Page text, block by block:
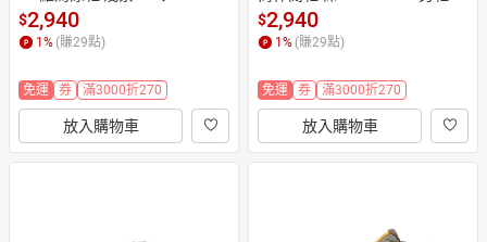
女鞋 治裝激推
$2,940
1 % (賺29點)
免運 券 滿3000折270
放入購物車
$2,940
1 % (賺29點)
免運 券 滿3000折270
放入購物車